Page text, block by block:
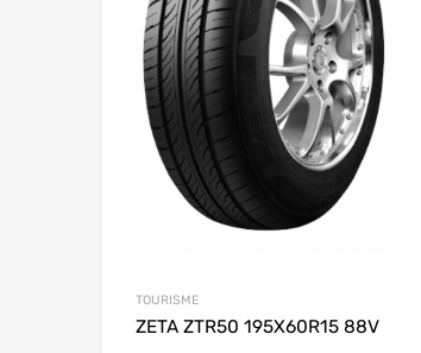
TOURISME
ZETA ZTR50 195X60R15 88V